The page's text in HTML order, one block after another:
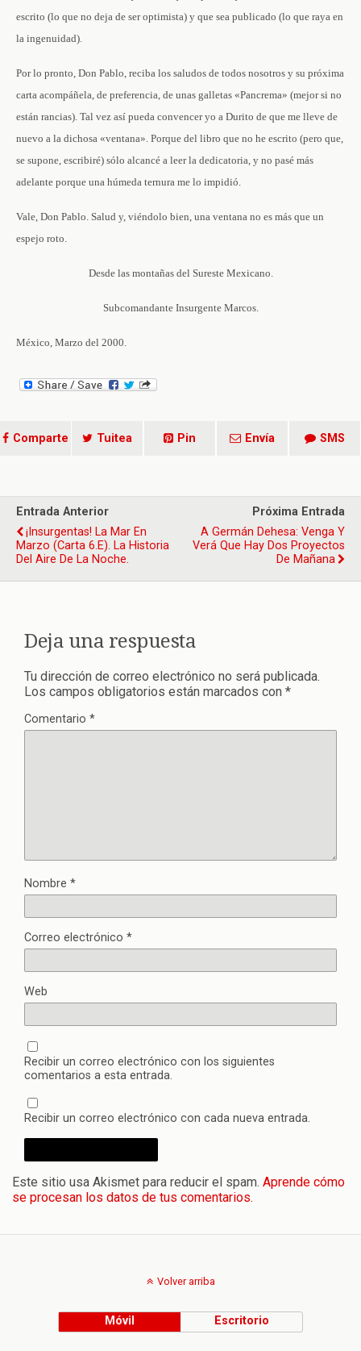
escrito (lo que no deja de ser optimista) y que sea publicado (lo que raya en
la ingenuidad).
Por lo pronto, Don Pablo, reciba los saludos de todos nosotros y su próxima
carta acompáñela, de preferencia, de unas galletas «Pancrema» (mejor si no
están rancias). Tal vez así pueda convencer yo a Durito de que me lleve de
nuevo a la dichosa «ventana». Porque del libro que no he escrito (pero que,
se supone, escribiré) sólo alcancé a leer la dedicatoria, y no pasé más
adelante porque una húmeda ternura me lo impidió.
Vale, Don Pablo. Salud y, viéndolo bien, una ventana no es más que un
espejo roto.
Desde las montañas del Sureste Mexicano.
Subcomandante Insurgente Marcos.
México, Marzo del 2000.
Comparte Tuitea Pin Envía SMS
Entrada Anterior
¡Insurgentas! La Mar En
Marzo (carta 6.e). La Historia
Del Aire De La Noche.
Próxima Entrada
A Germán Dehesa: Venga Y
Verá Que Hay Dos Proyectos
De Mañana
Deja una respuesta
Tu dirección de correo electrónico no será publicada.
Los campos obligatorios están marcados con *
Comentario *
Nombre *
Correo electrónico *
Web
Recibir un correo electrónico con los siguientes
comentarios a esta entrada.
Recibir un correo electrónico con cada nueva entrada.
Este sitio usa Akismet para reducir el spam. Aprende cómo
se procesan los datos de tus comentarios.
Volver arriba
Móvil Escritorio